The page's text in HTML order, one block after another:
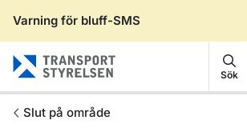
Varning för bluff-SMS
Sök
Slut på område